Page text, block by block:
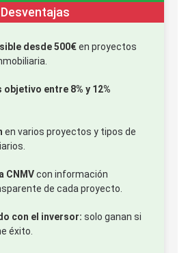
Desventajas
desde 500€en proyectos
objetivo entre 8% y 12%
en varios proyectos y tipos de
CNMVcon información
de cada proyecto.
con el inversor: solo ganan si
éxito.